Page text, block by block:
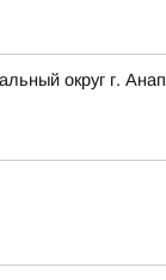
округ г.